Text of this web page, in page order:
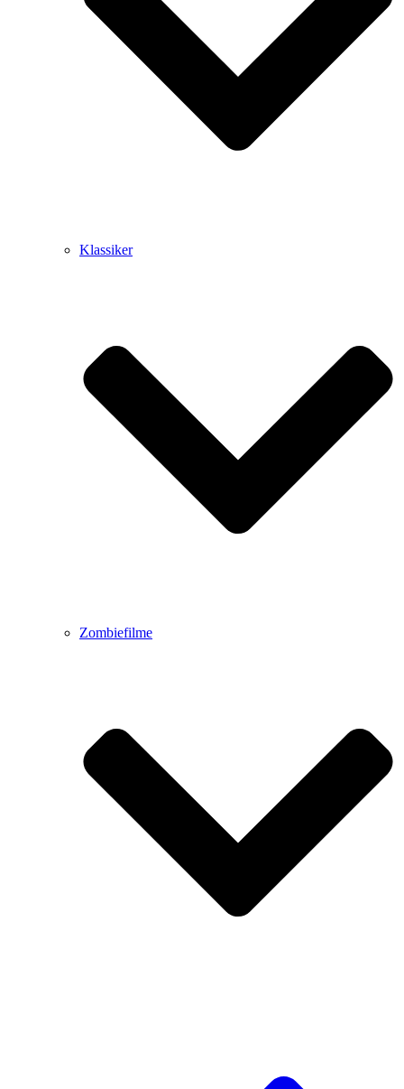
Klassiker
Zombiefilme